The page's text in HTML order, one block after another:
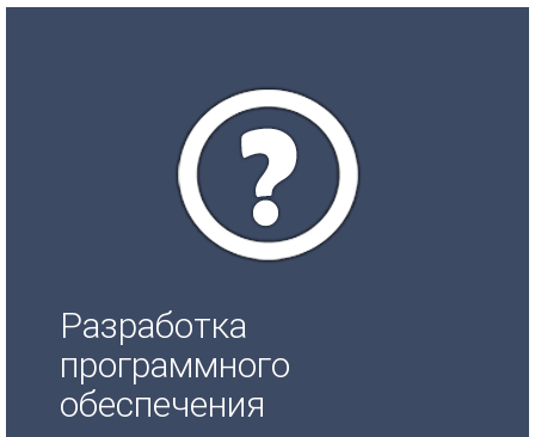
Разработка
программного
обеспечения